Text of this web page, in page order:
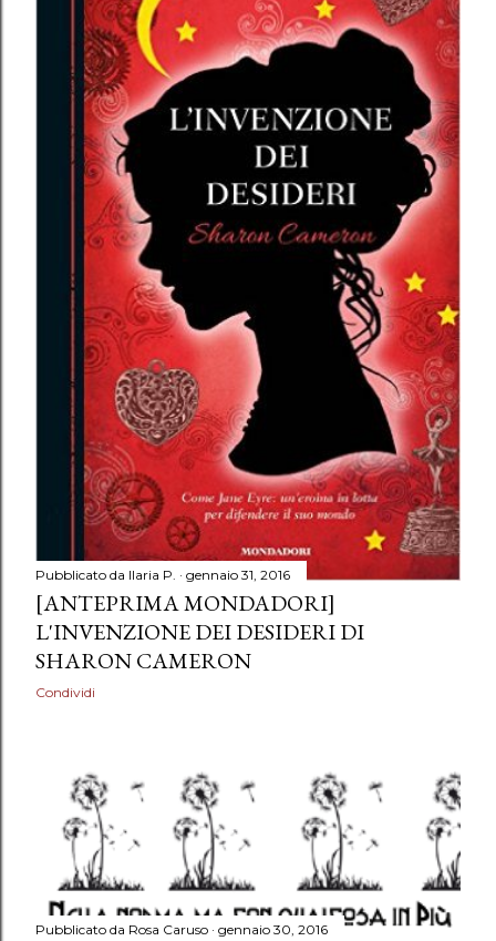
Pubblicato da Ilaria P. gennaio 31, 2016
[ANTEPRIMA MONDADORI]
L'INVENZIONE DEI DESIDERI DI
SHARON CAMERON
Condividi
Pubblicato da Rosa Caruso gennaio 30, 2016